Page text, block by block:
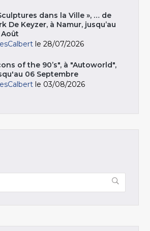
dans la Ville », … de
De Keyzer, à Namur, jusqu’au
Août
le 28/07/2026
of the 90’s", à "Autoworld",
06 Septembre
le 03/08/2026